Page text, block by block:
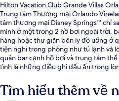
Hilton Vacation Club Grande Villas
Trung tâm Thương mại Orlando
tâm thương mại Disney Springs™ chỉ
mình ở một trong 2 hồ bơi ngoài trời,
hàng hoặc thư giãn bên ly đồ uống ở
tiện nghi trong phòng như tủ lạnh và
quán bar cạnh hồ bơi và trung tâm
tình là những điều ghi dấu ấn trong
Tìm hiểu thêm về